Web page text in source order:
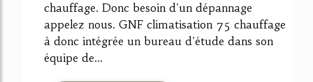
chauffage. Donc besoin d'un dépannage
appelez nous. GNF climatisation 75 chauffage
à donc intégrée un bureau d'étude dans son
équipe de...